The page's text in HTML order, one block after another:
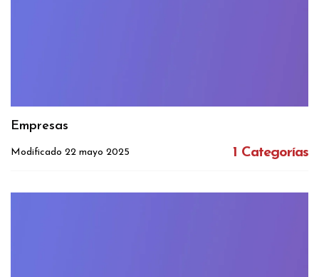
Empresas
Modificado 22 mayo 2025 1 Categorías